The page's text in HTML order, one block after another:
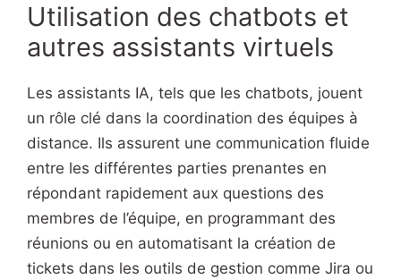
Utilisation des chatbots et
autres assistants virtuels
Les assistants IA, tels que les chatbots, jouent
un rôle clé dans la coordination des équipes à
distance. Ils assurent une communication fluide
entre les différentes parties prenantes en
répondant rapidement aux questions des
membres de l’équipe, en programmant des
réunions ou en automatisant la création de
tickets dans les outils de gestion comme Jira ou